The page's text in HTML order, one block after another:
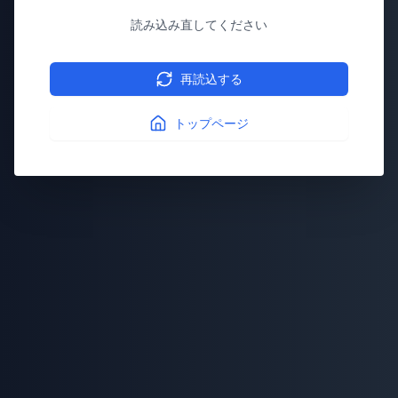
読み込み直してください
再読込する
トップページ